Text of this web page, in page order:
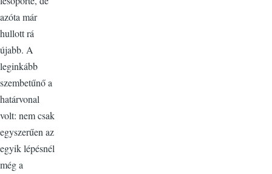
azóta már
hullott rá
újabb. A
leginkább
szembetűnő a
határvonal
volt: nem csak
egyszerűen az
egyik lépésnél
még a